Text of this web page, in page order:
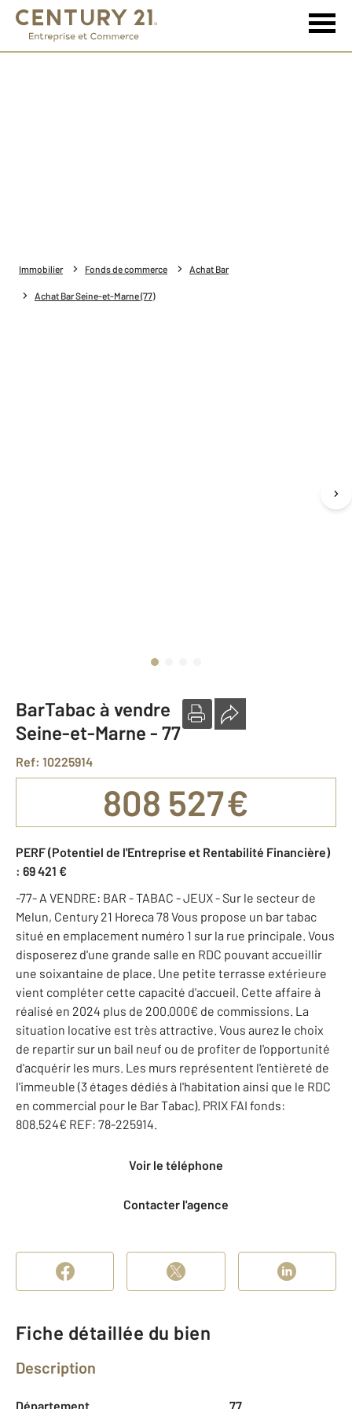
Immobilier Fonds de commerce Achat Bar
Achat Bar Seine-et-Marne (77)
BarTabac à vendre
Seine-et-Marne - 77
Ref: 10225914
808 527 €
PERF (Potentiel de l'Entreprise et Rentabilité Financière)
: 69 421 €
-77- A VENDRE: BAR - TABAC - JEUX - Sur le secteur de
Melun, Century 21 Horeca 78 Vous propose un bar tabac
situé en emplacement numéro 1 sur la rue principale. Vous
disposerez d'une grande salle en RDC pouvant accueillir
une soixantaine de place. Une petite terrasse extérieure
vient compléter cette capacité d'accueil. Cette affaire à
réalisé en 2024 plus de 200.000€ de commissions. La
situation locative est très attractive. Vous aurez le choix
de repartir sur un bail neuf ou de profiter de l'opportunité
d'acquérir les murs. Les murs représentent l'entièreté de
l'immeuble (3 étages dédiés à l'habitation ainsi que le RDC
en commercial pour le Bar Tabac). PRIX FAI fonds:
808.524€ REF: 78-225914.
Voir le téléphone
Contacter l'agence
Fiche détaillée du bien
Description
Département 77